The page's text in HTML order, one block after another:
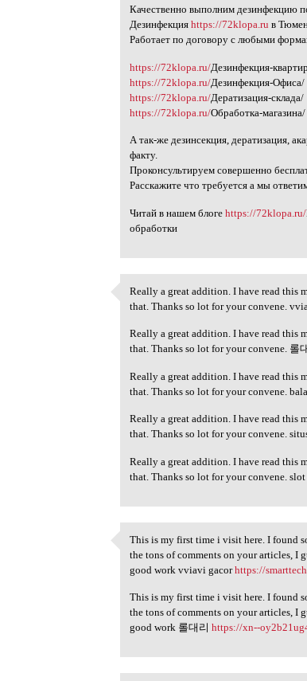
Качественно выполним дезинфекцию
Дезинфекцияhttps://72klopa.ru в
Работает по договору с любыми
https://72klopa.ru/Дезинфекция-
https://72klopa.ru/Дезинфекция-Офиса/
https://72klopa.ru/Дератизация-склада/
https://72klopa.ru/Обработка-магазина/
А так-же дезинсекция, дератизация,
факту.
Проконсультируем совершенно
Расскажите что требуется а мы
Читай в нашем блогеhttps://72klopa.ru/
обработки
Really a great addition. I
Really a great addition. I have read this
that. Thanks so lot for your convene.
Really a great addition. I have read this
that. Thanks so lot for your convene. 롤
Really a great addition. I have read this
that. Thanks so lot for your convene.
Really a great addition. I have read this
that. Thanks so lot for your convene.
Really a great addition. I have read this
that. Thanks so lot for your convene.
This is my first time i visit
This is my first time i visit here. I found
the tons of comments on your articles, I
good work vviavi gacorhttps://
This is my first time i visit here. I found
the tons of comments on your articles, I
good work 롤대리https://xn--